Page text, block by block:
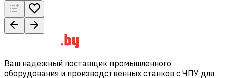
Ваш надежный поставщик промышленного
оборудования и производственных станков с ЧПУ для